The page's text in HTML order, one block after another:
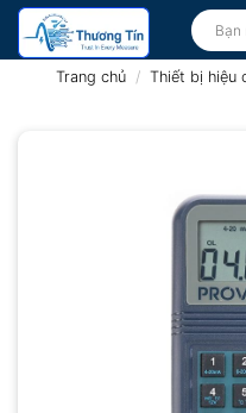
Bỏ
qua
Tìm
kiếm:
Trang chủ / Thiết bị hiệu